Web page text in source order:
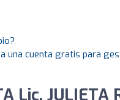
una cuenta gratis para
Lic. JULIETA